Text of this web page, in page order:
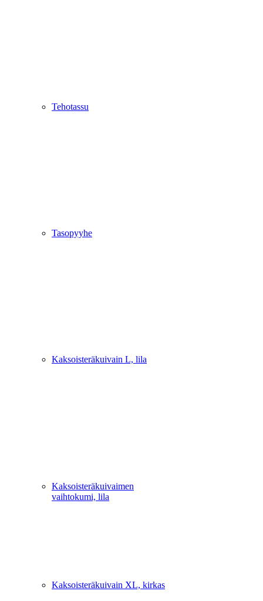
Tehotassu
Tasopyyhe
Kaksoisteräkuivain L, lila
Kaksoisteräkuivaimen
vaihtokumi, lila
Kaksoisteräkuivain XL, kirkas